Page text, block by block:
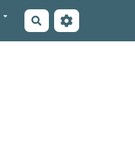
Rechercher